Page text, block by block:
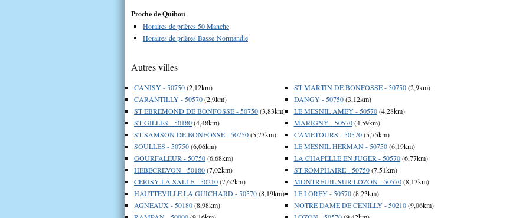
Proche de Quibou
Horaires de prières 50 Manche
Horaires de prières Basse-Normandie
Autres villes
CANISY - 50750(2,12km)
CARANTILLY - 50570(2,9km)
ST EBREMOND DE BONFOSSE - 50750(3,83km)
ST GILLES - 50180(4,48km)
ST SAMSON DE BONFOSSE - 50750(5,73km)
SOULLES - 50750(6,06km)
GOURFALEUR - 50750(6,68km)
HEBECREVON - 50180(7,02km)
CERISY LA SALLE - 50210(7,62km)
HAUTTEVILLE LA GUICHARD - 50570(8,19km)
AGNEAUX - 50180(8,98km)
ST MARTIN DE BONFOSSE - 50750(2,9km)
DANGY - 50750(3,12km)
LE MESNIL AMEY - 50570(4,28km)
MARIGNY - 50570(4,59km)
CAMETOURS - 50570(5,75km)
LE MESNIL HERMAN - 50750(6,19km)
LA CHAPELLE EN JUGER - 50570(6,77km)
ST ROMPHAIRE - 50750(7,51km)
MONTREUIL SUR LOZON - 50570(8,13km)
LE LOREY - 50570(8,23km)
NOTRE DAME DE CENILLY - 50210(9,06km)